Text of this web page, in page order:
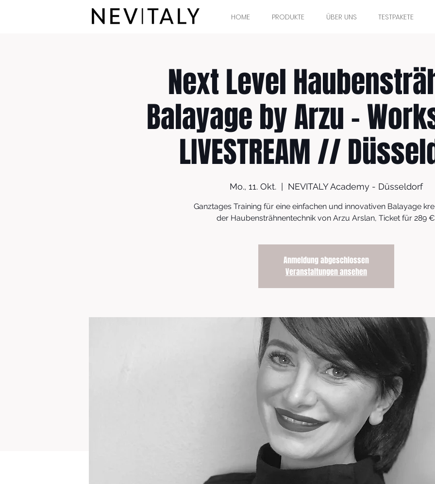
HOME PRODUKTE ÜBER UNS TESTPAKETE
Next Level
Balayage by Arzu -
LIVESTREAM //
Mo., 11. Okt. NEVITALY Academy - Düsseldorf
Ganztages Training für eine einfachen und innovativen Balayage
der Haubensträhnentechnik von Arzu Arslan, Ticket für 289
Anmeldung abgeschlossen
Veranstaltungen ansehen